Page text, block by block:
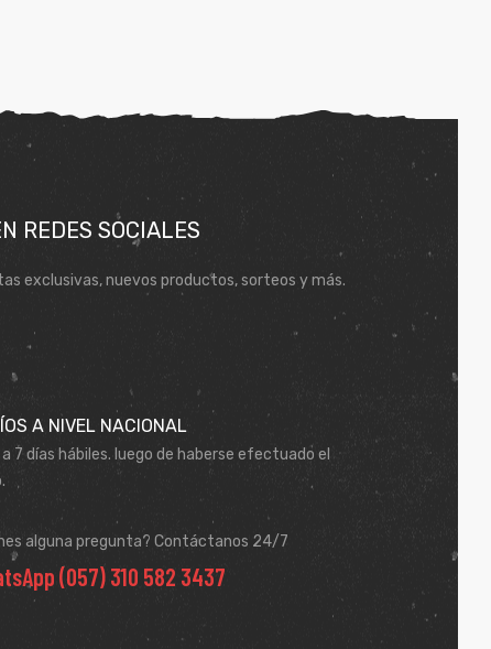
REDES SOCIALES
exclusivas, nuevos productos, sorteos y más.
A NIVEL NACIONAL
a 7 días hábiles. luego de haberse efectuado el
alguna pregunta? Contáctanos 24/7
(057) 310 582 3437